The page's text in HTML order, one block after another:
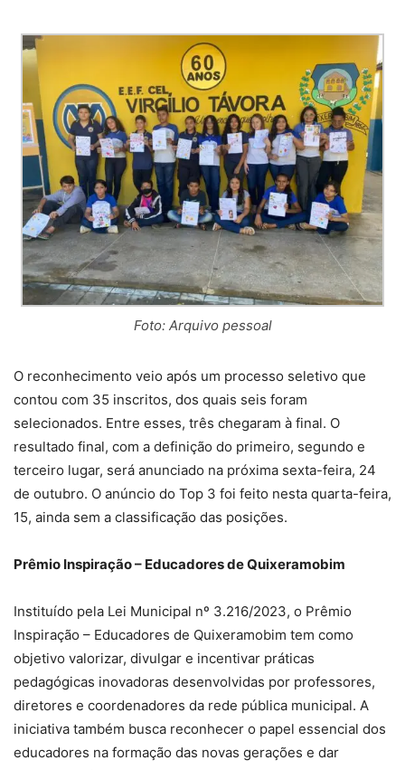
Foto: Arquivo pessoal
O reconhecimento veio após um processo seletivo que
contou com 35 inscritos, dos quais seis foram
selecionados. Entre esses, três chegaram à final. O
resultado final, com a definição do primeiro, segundo e
terceiro lugar, será anunciado na próxima sexta-feira, 24
de outubro. O anúncio do Top 3 foi feito nesta quarta-feira,
15, ainda sem a classificação das posições.
Prêmio Inspiração – Educadores de Quixeramobim
Instituído pela Lei Municipal nº 3.216/2023, o Prêmio
Inspiração – Educadores de Quixeramobim tem como
objetivo valorizar, divulgar e incentivar práticas
pedagógicas inovadoras desenvolvidas por professores,
diretores e coordenadores da rede pública municipal. A
iniciativa também busca reconhecer o papel essencial dos
educadores na formação das novas gerações e dar